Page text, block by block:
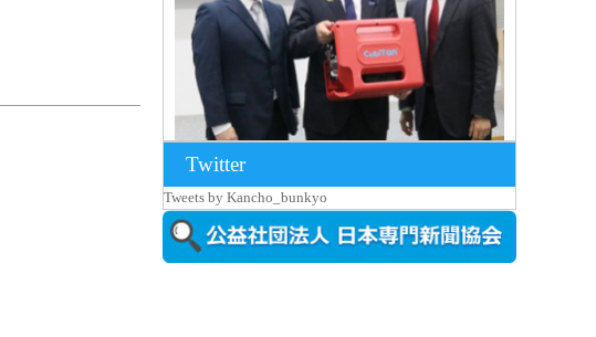
京都大iCeMS等を視察した松本文部科学
大...
Twitter
Tweets by Kancho_bunkyo